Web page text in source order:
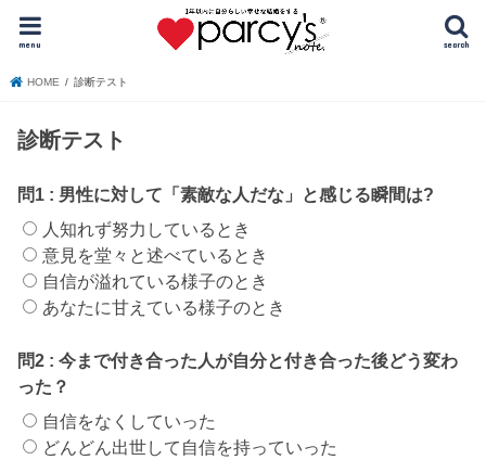
search
menu
HOME 診断テスト
診断テスト
問1 : 男性に対して「素敵な人だな」と感じる瞬間は?
人知れず努力しているとき
意見を堂々と述べているとき
自信が溢れている様子のとき
あなたに甘えている様子のとき
問2 :今まで付き合った人が自分と付き合った後どう変わ
った？
自信をなくしていった
どんどん出世して自信を持っていった